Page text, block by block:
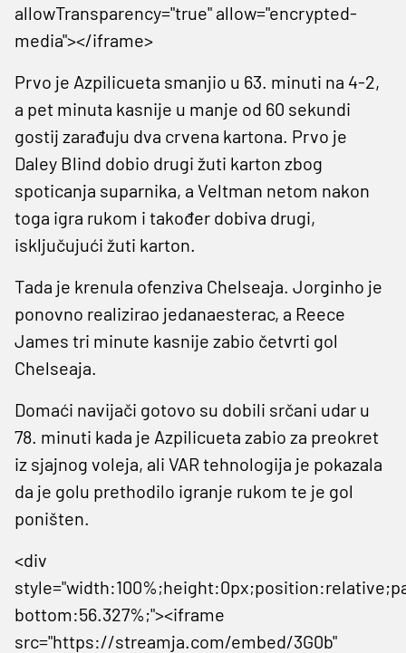
allowTransparency="true" allow="encrypted-
media"></iframe>
Prvo je Azpilicueta smanjio u 63. minuti na 4-2,
a pet minuta kasnije u manje od 60 sekundi
gostij zarađuju dva crvena kartona. Prvo je
Daley Blind dobio drugi žuti karton zbog
spoticanja suparnika, a Veltman netom nakon
toga igra rukom i također dobiva drugi,
isključujući žuti karton.
Tada je krenula ofenziva Chelseaja. Jorginho je
ponovno realizirao jedanaesterac, a Reece
James tri minute kasnije zabio četvrti gol
Chelseaja.
Domaći navijači gotovo su dobili srčani udar u
78. minuti kada je Azpilicueta zabio za preokret
iz sjajnog voleja, ali VAR tehnologija je pokazala
da je golu prethodilo igranje rukom te je gol
poništen.
<div
bottom:56.327%;"><iframe
src="https://streamja.com/embed/3G0b"